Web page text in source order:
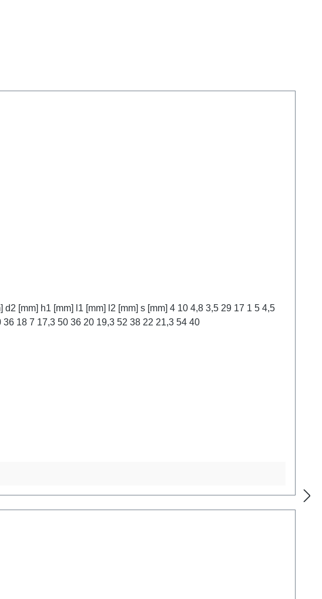
30 18 6 5,5 32 20 7 6,5 32 20 8 7,5 34 22 10 9,5 34 22 12 12 5,8 11,3 46 32 1,5 15 14,3 50 36 16 15,6 50 36 18 7 17,3 50 36 20 19,3 52 38 22 21,3 54 40